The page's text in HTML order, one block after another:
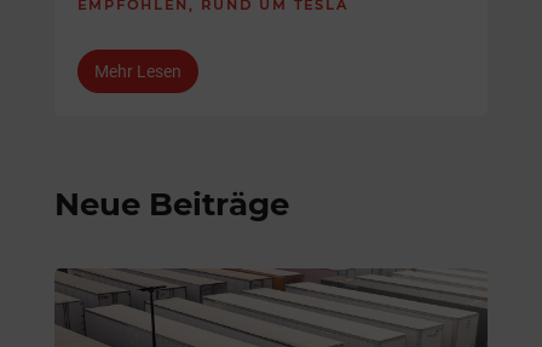
EMPFOHLEN , RUND UM TESLA
Mehr Lesen
Neue Beiträge